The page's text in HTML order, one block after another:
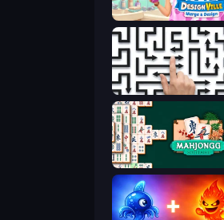
Designville: Merge & Design
Arrow Escape: Puzzle
Mahjongg Solitaire